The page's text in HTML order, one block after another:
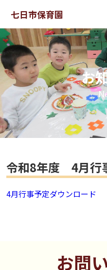
七日市保育園
お
令和8年度 4月行
4月行事予定ダウンロード
お問